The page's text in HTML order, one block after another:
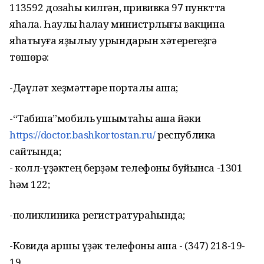
113592 дозаһы килгән, прививка 97 пунктта
яһала. Һаулыҡ һаҡлау министрлығы вакцина
яһатыуға яҙылыу урындарын хәтерегеҙгә
төшөрә:
-Дәүләт хеҙмәттәре порталы аша;
-“Табипҡа”мобиль ҡушымтаһы аша йәки
https://doctor.bashkortostan.ru/республика
сайтында;
- колл-үҙәктең берҙәм телефоны буйынса -1301
һәм 122;
-поликлиника регистратураһында;
-Ковидҡа ҡаршы үҙәк телефоны аша - (347) 218-19-